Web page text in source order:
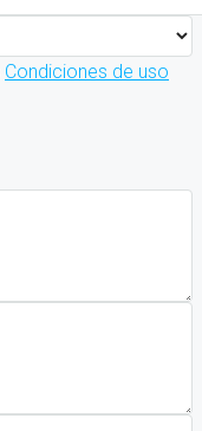
Condiciones de uso